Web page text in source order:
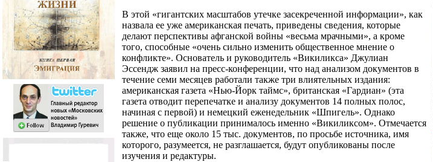
В этой «гигантских масштабов утечке засекреченной информации», как
назвала ее уже американская печать, приведены сведения, которые
делают перспективы афганской войны «весьма мрачными», а кроме
того, способные «очень сильно изменить общественное мнение о
конфликте». Основатель и руководитель «Викиликса» Джулиан
Эссендж заявил на пресс-конференции, что над анализом документов в
течение семи месяцев работали также три влиятельных издания:
американская газета «Нью-Йорк таймс», британская «Гардиан» (эта
газета отводит перепечатке и анализу документов 14 полных полос,
начиная с первой) и немецкий еженедельник «Шпигель». Однако
решение о публикации принималось именно «Викиликсом». Отмечается
также, что еще около 15 тыс. документов, по просьбе источника, имя
которого, разумеется, не разглашается, будут опубликованы после
изучения и редактуры.